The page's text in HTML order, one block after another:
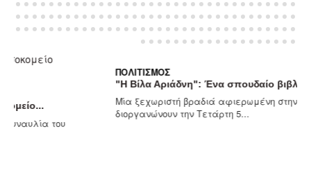
"Η Βίλα Αριάδνη": Ένα σπουδαίο βιβλίο επιστρέφει...
Μία ξεχωριστή βραδιά αφιερωμένη στην ιστορία και τη μνήμη
διοργανώνουν την Τετάρτη 5...